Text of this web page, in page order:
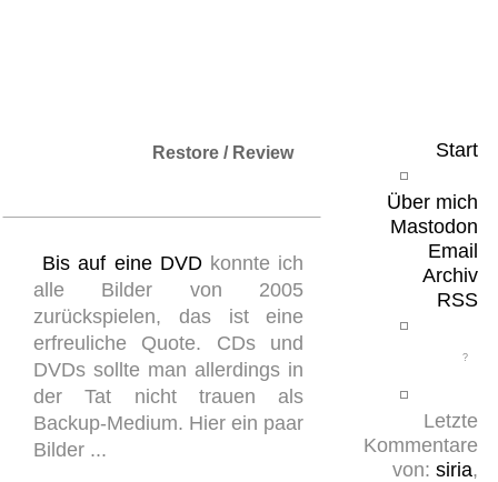
Start
Über mich
Mastodon
Email
Archiv
RSS
Letzte
Kommentare
von: siria,
Restore / Review
Bis auf eine DVDkonnte ich
alle Bilder von 2005
zurückspielen, das ist eine
erfreuliche Quote. CDs und
DVDs sollte man allerdings in
der Tat nicht trauen als
Backup-Medium. Hier ein paar
Bilder ...